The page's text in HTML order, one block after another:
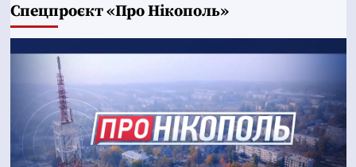
Cпецпроєкт «Про Нікополь»